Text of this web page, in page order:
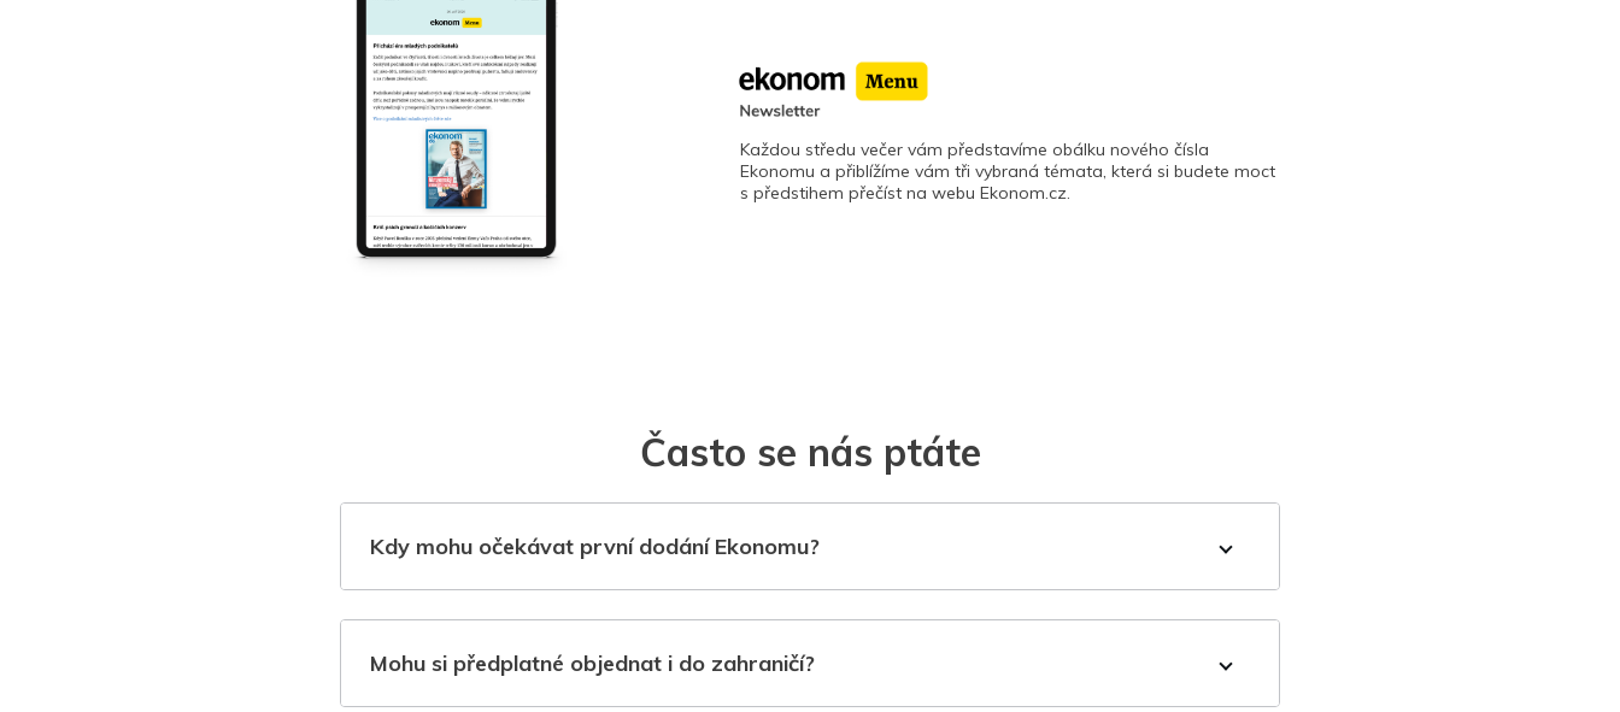
Každou středu večer vám představíme obálku nového čísla
Ekonomu a přiblížíme vám tři vybraná témata, která si budete moct
s předstihem přečíst na webu Ekonom.cz.
Často se nás ptáte
Kdy mohu očekávat první dodání Ekonomu?
Mohu si předplatné objednat i do zahraničí?